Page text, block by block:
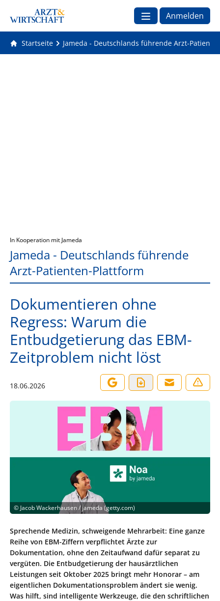
Anmelden
Startseite Jameda - Deutschlands führende Arzt-
In Kooperation mit Jameda
Jameda - Deutschlands führende
Arzt-Patienten-Plattform
Dokumentieren ohne
Regress: Warum die
Entbudgetierung das EBM-
Zeitproblem nicht löst
18.06.2026
© Jacob Wackerhausen / jameda (getty.com)
Sprechende Medizin, schweigende Mehrarbeit: Eine ganze
Reihe von EBM-Ziffern verpflichtet Ärzte zur
Dokumentation, ohne den Zeitaufwand dafür separat zu
vergüten. Die Entbudgetierung der hausärztlichen
Leistungen seit Oktober 2025 bringt mehr Honorar – am
eigentlichen Dokumentationsproblem ändert sie wenig.
Was hilft, sind intelligente Werkzeuge, die den schriftlichen